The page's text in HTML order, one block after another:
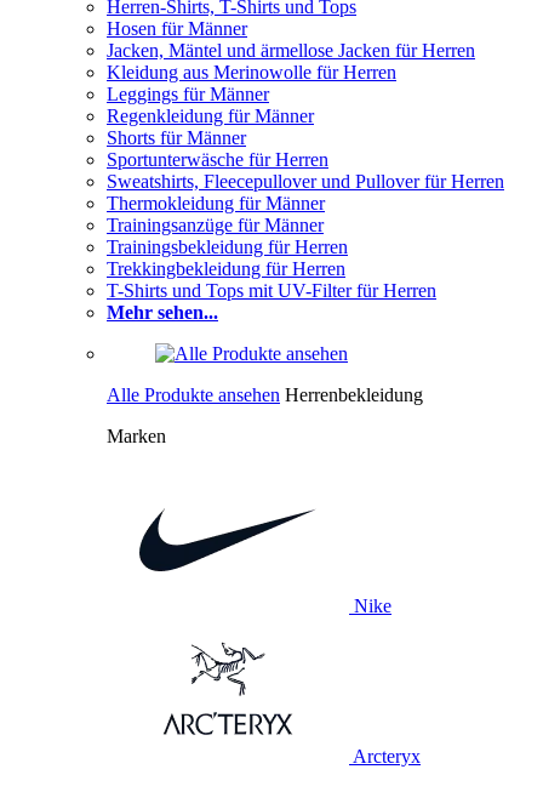
Herren-Shirts, T-Shirts und Tops
Hosen für Männer
Jacken, Mäntel und ärmellose Jacken für Herren
Kleidung aus Merinowolle für Herren
Leggings für Männer
Regenkleidung für Männer
Shorts für Männer
Sportunterwäsche für Herren
Sweatshirts, Fleecepullover und Pullover für Herren
Thermokleidung für Männer
Trainingsanzüge für Männer
Trainingsbekleidung für Herren
Trekkingbekleidung für Herren
T-Shirts und Tops mit UV-Filter für Herren
Mehr sehen...
Alle Produkte ansehen Herrenbekleidung
Marken
Nike
Arcteryx